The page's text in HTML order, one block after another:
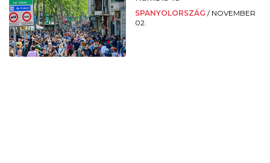
SPANYOLORSZÁG / NOVEMBER
02.